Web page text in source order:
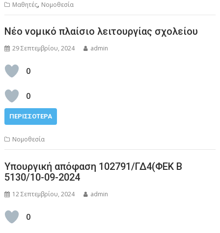
Μαθητές, Νομοθεσία
Νέο νομικό πλαίσιο λειτουργίας σχολείου
29 Σεπτεμβρίου, 2024 admin
0
0
ΠΕΡΙΣΣΌΤΕΡΑ
Νομοθεσία
Υπουργική απόφαση 102791/ΓΔ4(ΦΕΚ Β
5130/10-09-2024
12 Σεπτεμβρίου, 2024 admin
0